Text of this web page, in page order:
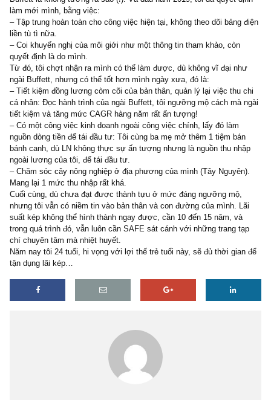
thân mình, tôi thấy mình thực sự nên điềm tĩnh lại và định nghĩa
đâu là đầu tư chân chính ? Và hẳn là sau 2 lần thủy triều rút cạn,
mới nhận ra mức lợi suất 20%/năm bền vững trên NAV kép của
Buffett là không tưởng ra sao (!). Và đầu năm 2019, tôi đã quyết
làm mới mình, bằng việc:
– Tập trung hoàn toàn cho công việc hiện tại, không theo dõi bảng
liền tù tì nữa.
– Coi khuyến nghị của môi giới như một thông tin tham khảo, còn
quyết định là do mình.
Từ đó, tôi chợt nhận ra mình có thể làm được, dù không vĩ đại
ngài Buffett, nhưng có thể tốt hơn mình ngày xưa, đó là:
– Tiết kiệm đồng lương còm cõi của bản thân, quản lý lại việc thu
cá nhân: Đọc hành trình của ngài Buffett, tôi ngưỡng mộ cách mà
tiết kiệm và tăng mức CAGR hàng năm rất ấn tượng!
– Có một công việc kinh doanh ngoài công việc chính, lấy đó làm
nguồn dòng tiền để tái đầu tư: Tôi cùng ba mẹ mở thêm 1 tiệm
bánh canh, dù LN không thực sự ấn tượng nhưng là nguồn thu
ngoài lương của tôi, để tái đầu tư.
– Chăm sóc cây nông nghiệp ở địa phương của mình (Tây
Mang lại 1 mức thu nhập rất khá.
Cuối cùng, dù chưa đạt được thành tựu ở mức đáng ngưỡng mộ,
suất kép không thể hình thành ngay được, cần 10 đến 15 năm, và
trong quá trình đó, vẫn luôn cần SAFE sát cánh với những trang